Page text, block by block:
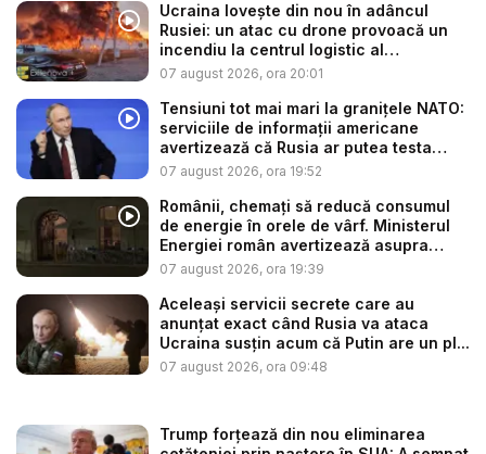
Ucraina lovește din nou în adâncul
Rusiei: un atac cu drone provoacă un
incendiu la centrul logistic al
„Amazonu...
07 august 2026, ora 20:01
Tensiuni tot mai mari la granițele NATO:
serviciile de informații americane
avertizează că Rusia ar putea testa
Alia...
07 august 2026, ora 19:52
Românii, chemați să reducă consumul
de energie în orele de vârf. Ministerul
Energiei român avertizează asupra
efe...
07 august 2026, ora 19:39
Aceleași servicii secrete care au
anunțat exact când Rusia va ataca
Ucraina susțin acum că Putin are un pl...
07 august 2026, ora 09:48
Trump forțează din nou eliminarea